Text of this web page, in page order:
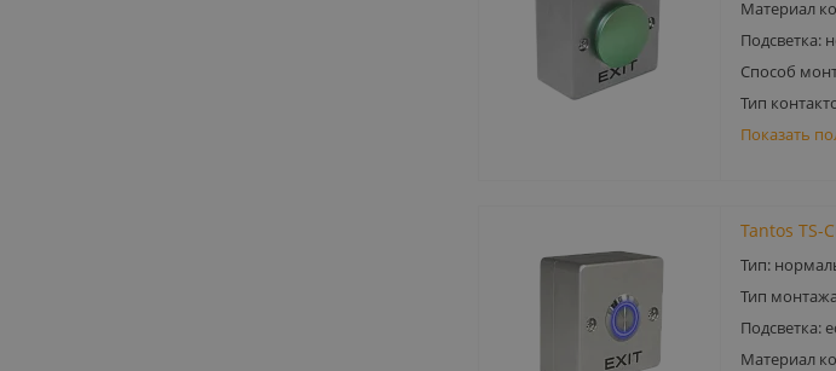
Материал
Подсветка:
Способ
Тип
Показать
Tantos TS-
Тип:
Тип
Подсветка:
Материал